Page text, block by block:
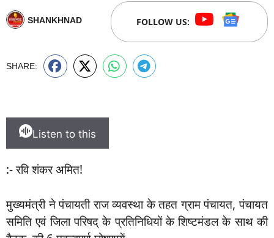
SHANKHNAD FOLLOW US:
SHARE:
Listen to this
:- रवि शंकर अमित!
मुख्यमंत्री ने पंचायती राज व्यवस्था के तहत ग्राम पंचायत, पंचायत
समिति एवं जिला परिषद् के प्रतिनिधियों के शिष्टमंडल के साथ की